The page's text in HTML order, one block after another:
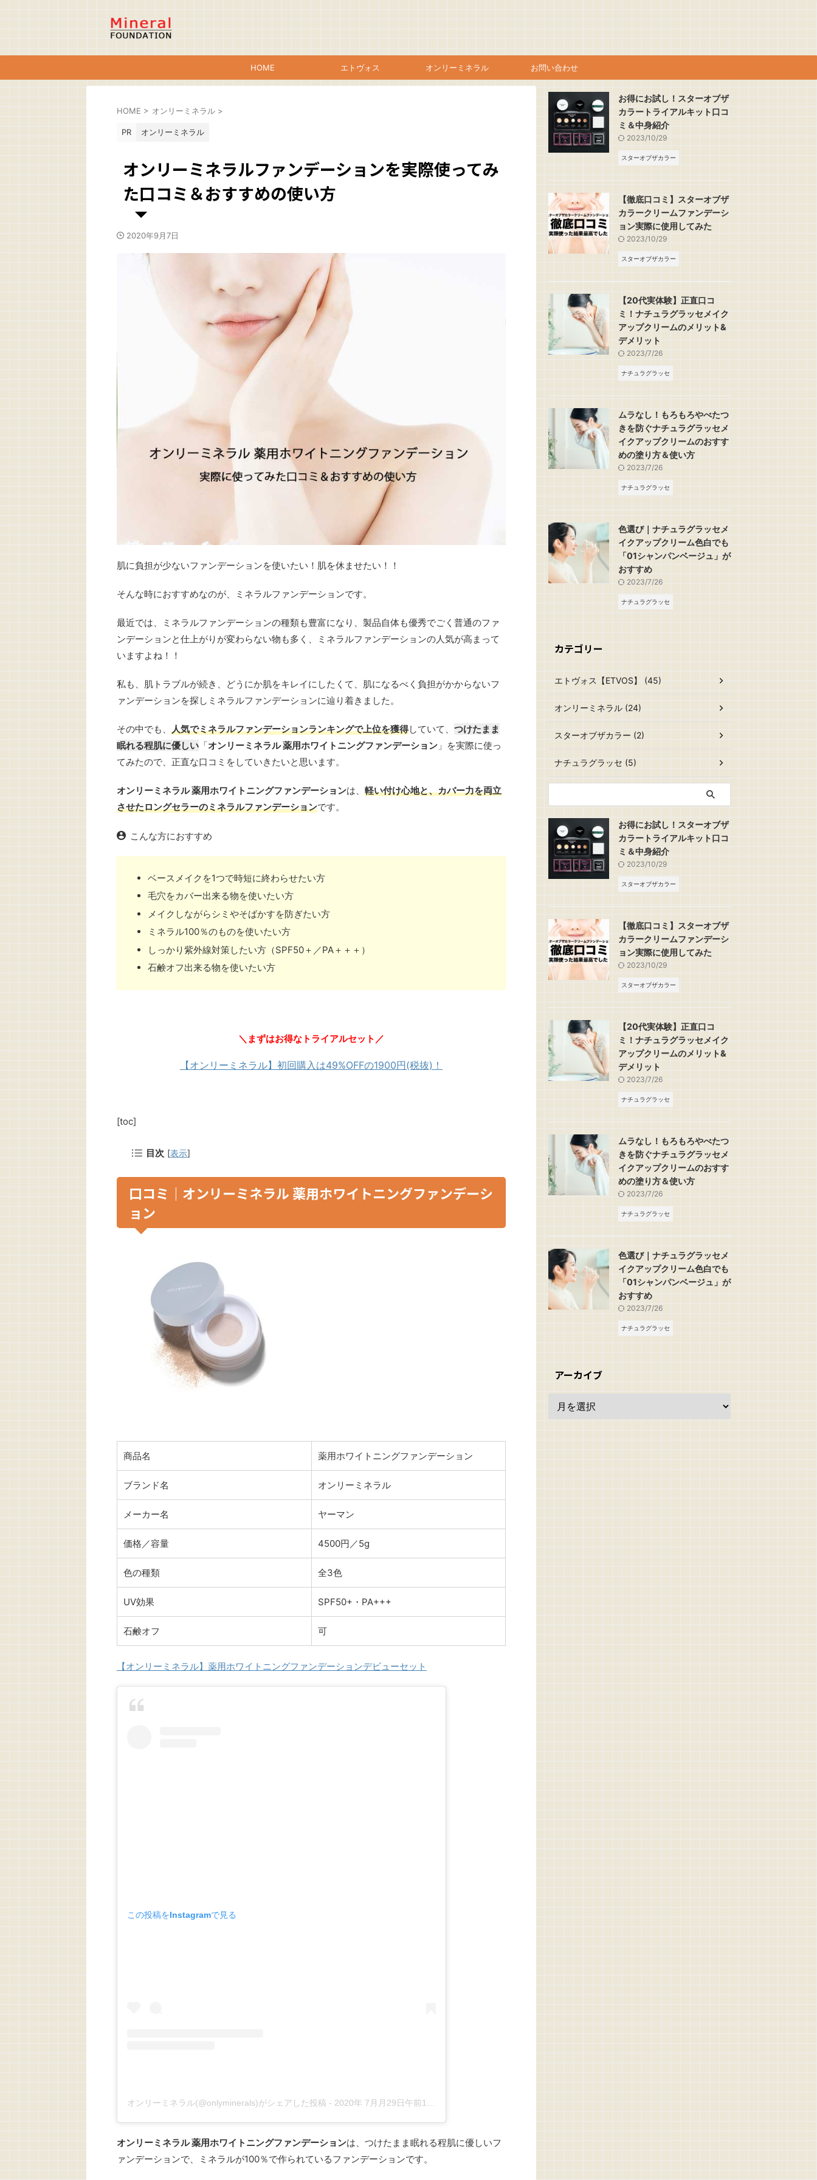
HOME エトヴォス オンリーミネラル お問い合わせ
HOME > オンリーミネラル >
PR オンリーミネラル
オンリーミネラルファンデーションを実際使ってみ
た口コミ＆おすすめの使い方
2020年9月7日
肌に負担が少ないファンデーションを使いたい！肌を休ませたい！！
そんな時におすすめなのが、ミネラルファンデーションです。
最近では、ミネラルファンデーションの種類も豊富になり、製品自体も優秀でごく普通のファ
ンデーションと仕上がりが変わらない物も多く、ミネラルファンデーションの人気が高まって
いますよね！！
私も、肌トラブルが続き、どうにか肌をキレイにしたくて、肌になるべく負担がかからないフ
ァンデーションを探しミネラルファンデーションに辿り着きました。
その中でも、 人気でミネラルファンデーションランキングで上位を獲得していて、 つけたまま
眠れる程肌に優しい 「オンリーミネラル 薬用ホワイトニングファンデーション 」を実際に使っ
てみたので、正直な口コミをしていきたいと思います。
オンリーミネラル 薬用ホワイトニングファンデーションは、 軽い付け心地と、カバー力を両立
させたロングセラーのミネラルファンデーションです。
こんな方におすすめ
ベースメイクを1つで時短に終わらせたい方
毛穴をカバー出来る物を使いたい方
メイクしながらシミやそばかすを防ぎたい方
ミネラル100％のものを使いたい方
しっかり紫外線対策したい方（SPF50＋／PA＋＋＋）
石鹸オフ出来る物を使いたい方
＼まずはお得なトライアルセット／
【オンリーミネラル】初回購入は49%OFFの1900円(税抜)！
[toc]
目次 [表示]
口コミ｜オンリーミネラル 薬用ホワイトニングファンデーシ
ョン
商品名 薬用ホワイトニングファンデーション
ブランド名 オンリーミネラル
メーカー名 ヤーマン
価格／容量 4500円／5g
色の種類 全3色
UV効果 SPF50+・PA+++
石鹸オフ 可
【オンリーミネラル】薬用ホワイトニングファンデーションデビューセット
この投稿をInstagramで見る
オンリーミネラル(@onlyminerals)がシェアした投稿 - 2020年 7月月29日午前1時01分PDT
オンリーミネラル 薬用ホワイトニングファンデーションは、つけたまま眠れる程肌に優しいフ
ァンデーションで、ミネラルが100％で作られているファンデーションです。
お得にお試し！スターオブザ
カラートライアルキット口コ
ミ＆中身紹介
2023/10/29
スターオブザカラー
【徹底口コミ】スターオブザ
カラークリームファンデーシ
ョン実際に使用してみた
2023/10/29
スターオブザカラー
【20代実体験】正直口コ
ミ！ナチュラグラッセメイク
アップクリームのメリット&
デメリット
2023/7/26
ナチュラグラッセ
ムラなし！もろもろやべたつ
きを防ぐナチュラグラッセメ
イクアップクリームのおすす
めの塗り方＆使い方
2023/7/26
ナチュラグラッセ
色選び｜ナチュラグラッセメ
イクアップクリーム色白でも
「01シャンパンベージュ」が
おすすめ
2023/7/26
ナチュラグラッセ
カテゴリー
エトヴォス【ETVOS】 (45)
オンリーミネラル (24)
スターオブザカラー (2)
ナチュラグラッセ (5)
お得にお試し！スターオブザ
カラートライアルキット口コ
ミ＆中身紹介
2023/10/29
スターオブザカラー
【徹底口コミ】スターオブザ
カラークリームファンデーシ
ョン実際に使用してみた
2023/10/29
スターオブザカラー
【20代実体験】正直口コ
ミ！ナチュラグラッセメイク
アップクリームのメリット&
デメリット
2023/7/26
ナチュラグラッセ
ムラなし！もろもろやべたつ
きを防ぐナチュラグラッセメ
イクアップクリームのおすす
めの塗り方＆使い方
2023/7/26
ナチュラグラッセ
色選び｜ナチュラグラッセメ
イクアップクリーム色白でも
「01シャンパンベージュ」が
おすすめ
2023/7/26
ナチュラグラッセ
アーカイブ